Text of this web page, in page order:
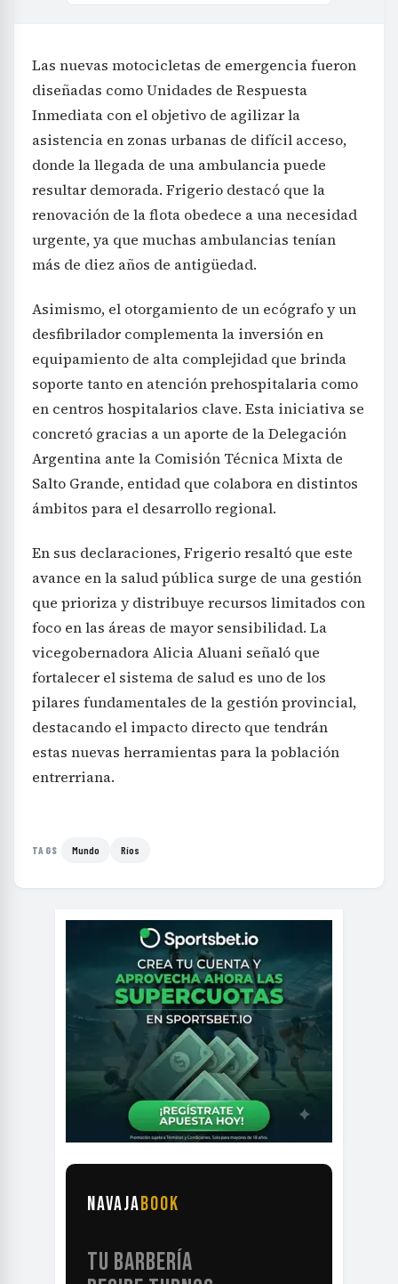
Las nuevas motocicletas de emergencia fueron
diseñadas como Unidades de Respuesta
Inmediata con el objetivo de agilizar la
asistencia en zonas urbanas de difícil acceso,
donde la llegada de una ambulancia puede
resultar demorada. Frigerio destacó que la
renovación de la flota obedece a una necesidad
urgente, ya que muchas ambulancias tenían
más de diez años de antigüedad.
Asimismo, el otorgamiento de un ecógrafo y un
desfibrilador complementa la inversión en
equipamiento de alta complejidad que brinda
soporte tanto en atención prehospitalaria como
en centros hospitalarios clave. Esta iniciativa se
concretó gracias a un aporte de la Delegación
Argentina ante la Comisión Técnica Mixta de
Salto Grande, entidad que colabora en distintos
ámbitos para el desarrollo regional.
En sus declaraciones, Frigerio resaltó que este
avance en la salud pública surge de una gestión
que prioriza y distribuye recursos limitados con
foco en las áreas de mayor sensibilidad. La
vicegobernadora Alicia Aluani señaló que
fortalecer el sistema de salud es uno de los
pilares fundamentales de la gestión provincial,
destacando el impacto directo que tendrán
estas nuevas herramientas para la población
entrerriana.
TAGS Mundo Ríos
NAVAJABOOK
TU BARBERÍA